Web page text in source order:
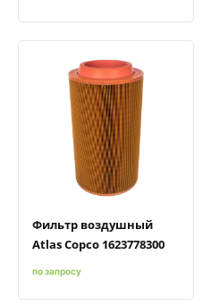
Быстрый просмотрДобавить к сравнению
Добавить в избранное
Фильтр воздушный
Atlas Copco 1623778300
по запросу